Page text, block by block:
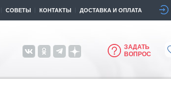
СОВЕТЫ КОНТАКТЫ ДОСТАВКА И ОПЛАТА
ЗАДАТЬ
ВОПРОС